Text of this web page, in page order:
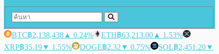
BTC฿2,138,438 ▲ 0.24% ETH฿63,213.00 ▲ 1.53%
XRP฿35.19▼ 1.55% DOGE฿2.32 ▼ 0.75% SOL฿2,451.20▼